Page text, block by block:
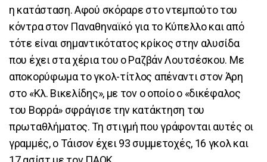
η κατάσταση. Αφού σκόραρε στο ντεμπούτο του
κόντρα στον Παναθηναϊκό για το Κύπελλο και από
τότε είναι σημαντικότατος κρίκος στην αλυσίδα
που έχει στα χέρια του ο Ραζβάν Λουτσέσκου. Με
αποκορύφωμα το γκολ-τίτλος απέναντι στον Άρη
στο «Κλ. Βικελίδης», με τον ο οποίο ο «δικέφαλος
του Βορρά» σφράγισε την κατάκτηση του
πρωταθλήματος. Τη στιγμή που γράφονται αυτές οι
γραμμές, ο Τάισον έχει 93 συμμετοχές, 16 γκολ και